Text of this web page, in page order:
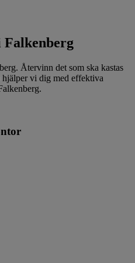
Återvinn det som ska kastas
hjälper vi dig med effektiva